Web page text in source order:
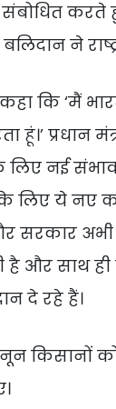
करते
ने
कहा कि
प्रधान
लिए नई
लिए ये नए
सरकार
है और
दे रहे हैं।
किसानों